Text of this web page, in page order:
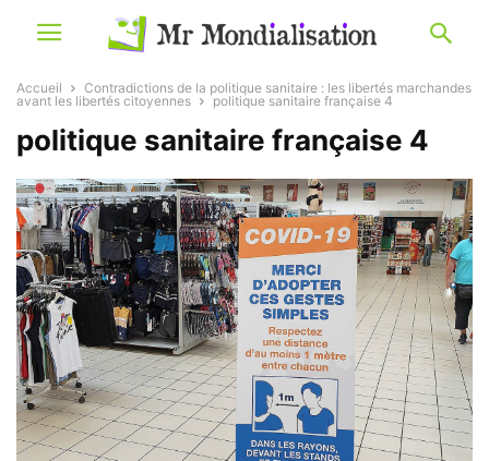
Accueil
Contradictions de la politique sanitaire : les libertés marchandes
avant les libertés citoyennes
politique sanitaire française 4
politique sanitaire française 4